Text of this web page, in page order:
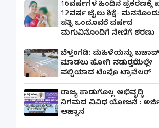
16ವರ್ಷಗಳ ಹಿಂದಿನ ಪ್ರಕರಣಕ್ಕೆ
12ವರ್ಷ ಜೈಲು ಶಿಕ್ಷೆ-
ಪತ್ನಿ ಒಂದೂವರೆ ವರ್ಷದ
ಮಗುವಿನೊಂದಿಗೆ ನೇಣಿಗೆ ಶರಣು
ಬೆಳ್ತಂಗಡಿ: ಮಹಿಳೆಯನ್ನು
ಮಾಡಲು ಹೋಗಿ ನಡುರಸ್ತೆಯಲ್ಲೇ
ಪಲ್ಟಿಯಾದ ಟೆಂಪೊ ಟ್ರಾವೆಲರ್
ರಾಜ್ಯ ಕಾಡುಗೊಲ್ಲ ಅಭಿವೃದ್ಧಿ
ನಿಗಮದ ವಿವಿಧ ಯೋಜನೆ :
ಆಹ್ವಾನ